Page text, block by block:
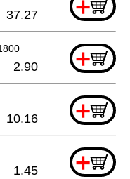
+
37.27
+
2.90
+
10.16
+
1.45